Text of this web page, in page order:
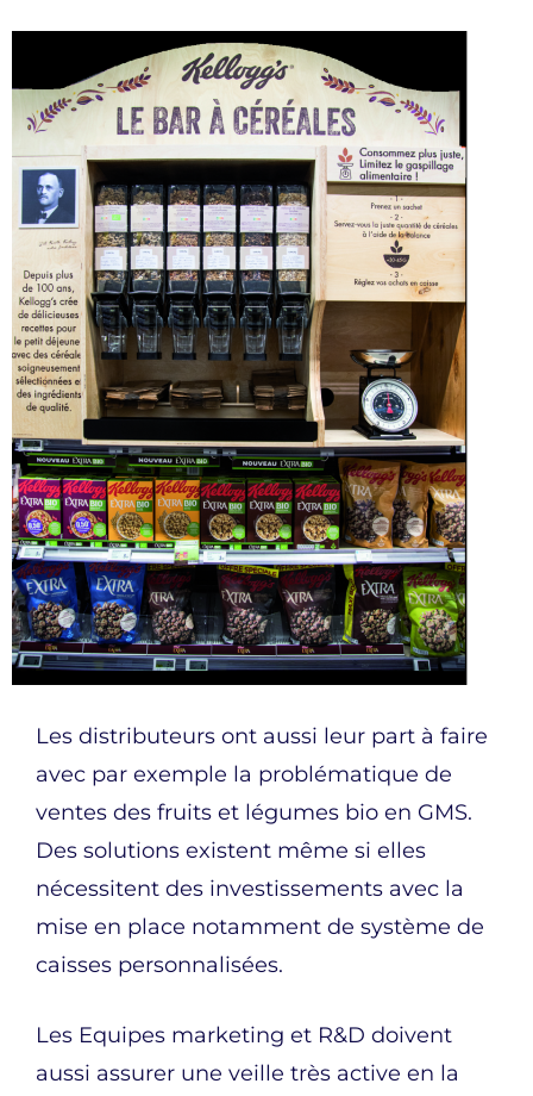
Les distributeurs ont aussi leur part à faire
avec par exemple la problématique de
ventes des fruits et légumes bio en GMS.
Des solutions existent même si elles
nécessitent des investissements avec la
mise en place notamment de système de
caisses personnalisées.
Les Equipes marketing et R&D doivent
aussi assurer une veille très active en la